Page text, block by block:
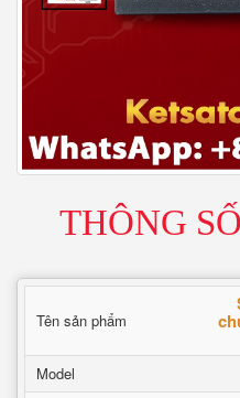
THÔNG
Tên sản phẩm
Model